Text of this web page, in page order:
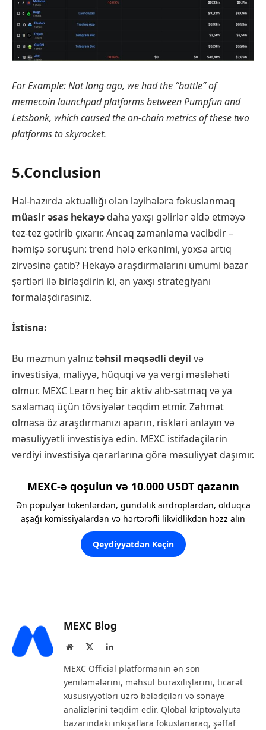
For Example: Not long ago, we had the “battle” of
memecoin launchpad platforms between Pumpfun and
Letsbonk, which caused the on-chain metrics of these two
platforms to skyrocket.
5.Conclusion
Hal-hazırda aktuallığı olan layihələrə fokuslanmaq
müasir əsas hekayə daha yaxşı gəlirlər əldə etməyə
tez-tez gətirib çıxarır. Ancaq zamanlama vacibdir –
həmişə soruşun: trend hələ erkənimi, yoxsa artıq
zirvəsinə çatıb? Hekayə araşdırmalarını ümumi bazar
şərtləri ilə birləşdirin ki, ən yaxşı strategiyanı
formalaşdırasınız.
İstisna:
Bu məzmun yalnıztəhsil məqsədli deyil və
investisiya, maliyyə, hüquqi və ya vergi məsləhəti
olmur. MEXC Learn heç bir aktiv alıb-satmaq və ya
saxlamaq üçün tövsiyələr təqdim etmir. Zəhmət
olmasa öz araşdırmanızı aparın, riskləri anlayın və
məsuliyyətli investisiya edin. MEXC istifadəçilərin
verdiyi investisiya qərarlarına görə məsuliyyət daşımır.
MEXC-ə qoşulun və 10.000 USDT qazanın
Ən populyar tokenlərdən, gündəlik airdroplardan, olduqca
aşağı komissiyalardan və hərtərəfli likvidlikdən həzz alın
Qeydiyyatdan Keçin
MEXC Blog
Website LinkedIn
MEXC Official platformanın ən son
yeniləmələrini, məhsul buraxılışlarını, ticarət
xüsusiyyətləri üzrə bələdçiləri və sənaye
analizlərini təqdim edir. Qlobal kriptovalyuta
bazarındakı inkişaflara fokuslanaraq, şəffaf